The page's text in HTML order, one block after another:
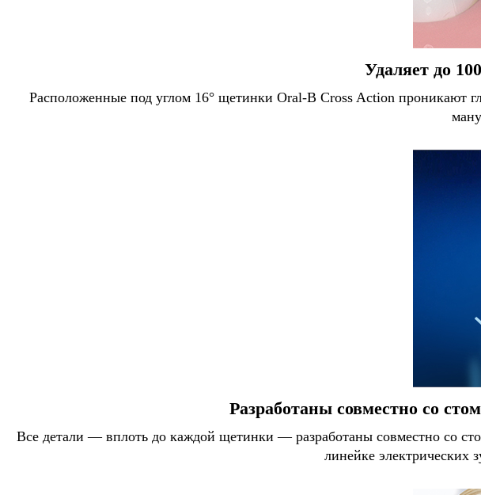
Удаляет до
Расположенные под углом 16° щетинки Oral-B Cross Action проникают
Разработаны совместно со
Все детали — вплоть до каждой щетинки — разработаны совместно со
линейке электрических